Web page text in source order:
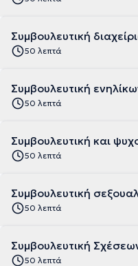
Συμβουλευτική
50 λεπτά
Συμβουλευτική
50 λεπτά
Συμβουλευτική και
50 λεπτά
Συμβουλευτική
50 λεπτά
Συμβουλευτική
50 λεπτά